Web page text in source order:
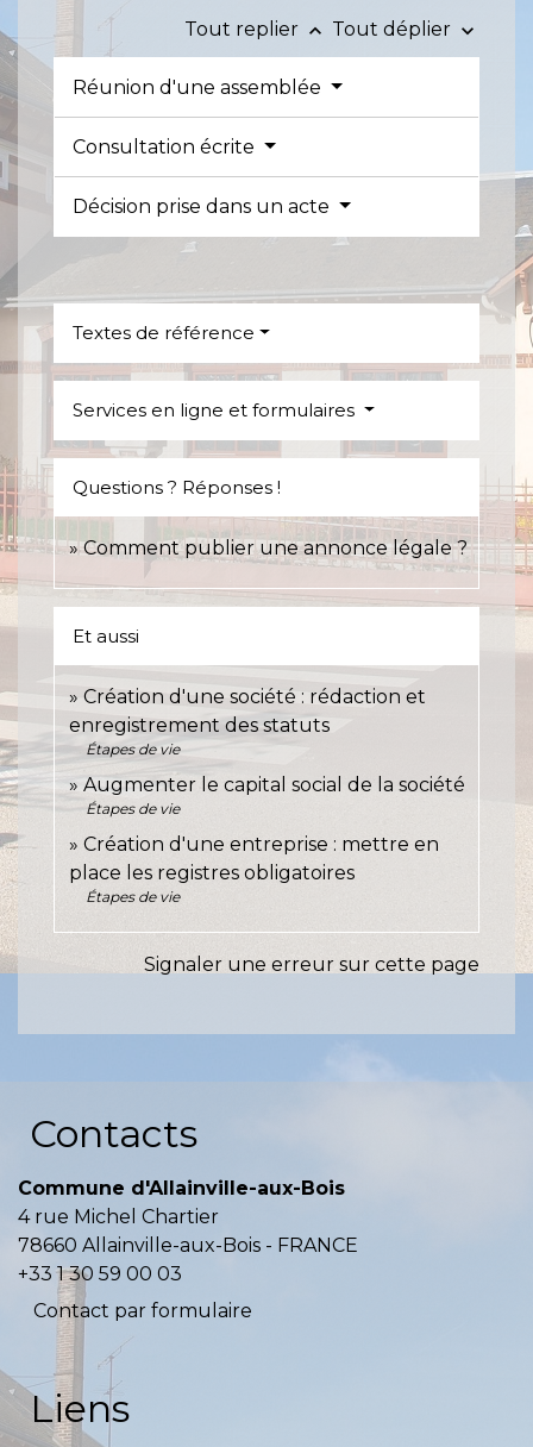
Tout replier keyboard_arrow_up Tout déplier keyboard_arrow_down
Réunion d'une assemblée
Consultation écrite
Décision prise dans un acte
Textes de référence
Services en ligne et formulaires
Questions ? Réponses !
Comment publier une annonce légale ?
Et aussi
Création d'une société : rédaction et
enregistrement des statuts
Étapes de vie
Augmenter le capital social de la société
Étapes de vie
Création d'une entreprise : mettre en
place les registres obligatoires
Étapes de vie
Signaler une erreur sur cette page
Contacts
Commune d'Allainville-aux-Bois
4 rue Michel Chartier
78660 Allainville-aux-Bois - FRANCE
+33 1 30 59 00 03
Contact par formulaire
Liens